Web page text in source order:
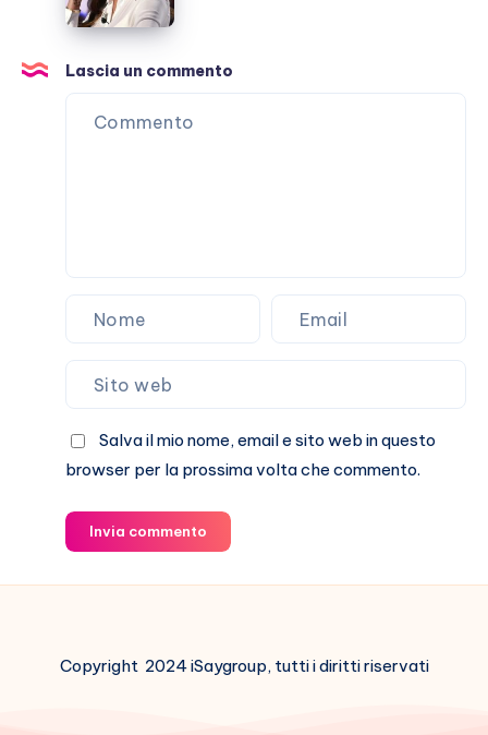
ora
dopo
il
ricovero
Lascia un commento
Salva il mio nome, email e sito web in questo
browser per la prossima volta che commento.
Invia commento
Copyright 2024 iSaygroup, tutti i diritti riservati